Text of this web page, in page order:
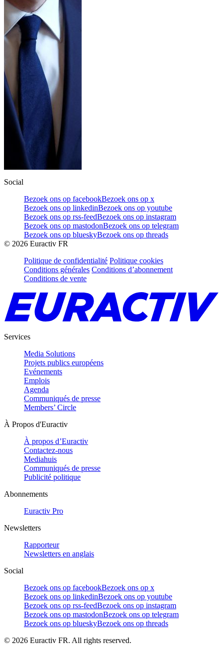
Social
Bezoek ons op facebookBezoek ons op x
Bezoek ons op linkedinBezoek ons op youtube
Bezoek ons op rss-feedBezoek ons op instagram
Bezoek ons op mastodonBezoek ons op telegram
Bezoek ons op blueskyBezoek ons op threads
© 2026 Euractiv FR
Politique de confidentialité Politique cookies
Conditions générales Conditions d’abonnement
Conditions de vente
Services
Media Solutions
Projets publics européens
Evénements
Emplois
Agenda
Communiqués de presse
Members’ Circle
À Propos d'Euractiv
À propos d’Euractiv
Contactez-nous
Mediahuis
Communiqués de presse
Publicité politique
Abonnements
Euractiv Pro
Newsletters
Rapporteur
Newsletters en anglais
Social
Bezoek ons op facebookBezoek ons op x
Bezoek ons op linkedinBezoek ons op youtube
Bezoek ons op rss-feedBezoek ons op instagram
Bezoek ons op mastodonBezoek ons op telegram
Bezoek ons op blueskyBezoek ons op threads
© 2026 Euractiv FR. All rights reserved.